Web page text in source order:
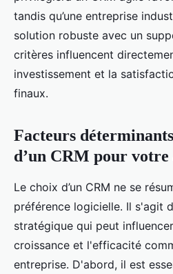
tandis qu’une entreprise
solution robuste avec un
critères influencent
investissement et la
finaux.
Facteurs
d’un CRM pour
Le choix d’un CRM ne se
préférence logicielle. Il s'agit
stratégique qui peut
croissance et l'efficacité
entreprise. D'abord, il est